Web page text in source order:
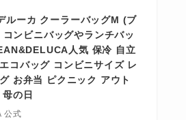
ルーカ クーラーバッグM (ブ
ンビニバッグやランチバッ
人気 保冷 自立
コバッグ コンビニサイズ レ
お弁当 ピクニック アウト
の日
公式